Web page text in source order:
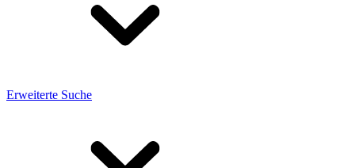
Erweiterte Suche